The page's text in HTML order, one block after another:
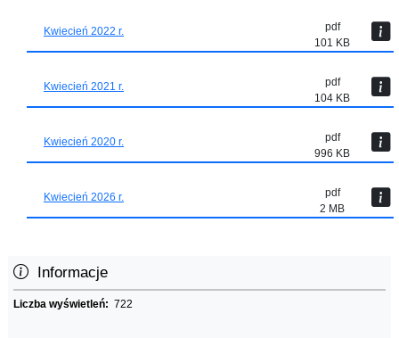
Kwiecień 2022 r.
pdf
101 KB
Kwiecień 2021 r.
pdf
104 KB
Kwiecień 2020 r.
pdf
996 KB
Kwiecień 2026 r.
pdf
2 MB
Informacje
Liczba wyświetleń: 722